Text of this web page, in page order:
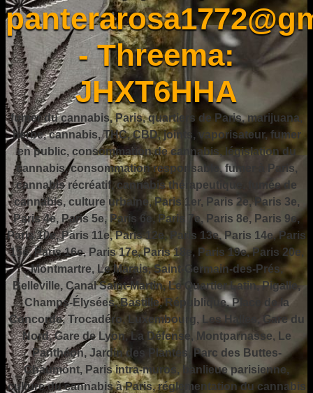
- Threema:
JHXT6HHA
fumer du cannabis, Paris, quartiers de Paris, marijuana,
herbe, cannabis, THC, CBD, joints, vaporisateur, fumer
en public, consommation de cannabis, législation du
cannabis, consommation responsable, fumer à Paris,
cannabis récréatif, cannabis thérapeutique, fumée de
cannabis, culture urbaine, Paris 1er, Paris 2e, Paris 3e,
Paris 4e, Paris 5e, Paris 6e, Paris 7e, Paris 8e, Paris 9e,
Paris 10e, Paris 11e, Paris 12e, Paris 13e, Paris 14e, Paris
15e, Paris 16e, Paris 17e, Paris 18e, Paris 19e, Paris 20e,
Montmartre, Le Marais, Saint-Germain-des-Prés,
Belleville, Canal Saint-Martin, Le Quartier Latin, Pigalle,
Champs-Élysées, Bastille, République, Place de la
Concorde, Trocadéro, Luxembourg, Les Halles, Gare du
Nord, Gare de Lyon, La Défense, Montparnasse, Le
Panthéon, Jardin des Plantes, Parc des Buttes-
Chaumont, Paris intra-muros, banlieue parisienne,
culture du cannabis à Paris, réglementation du cannabis